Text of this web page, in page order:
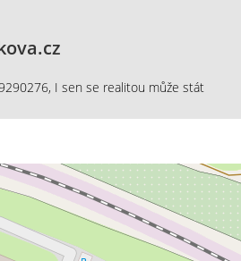
I sen se realitou může stát